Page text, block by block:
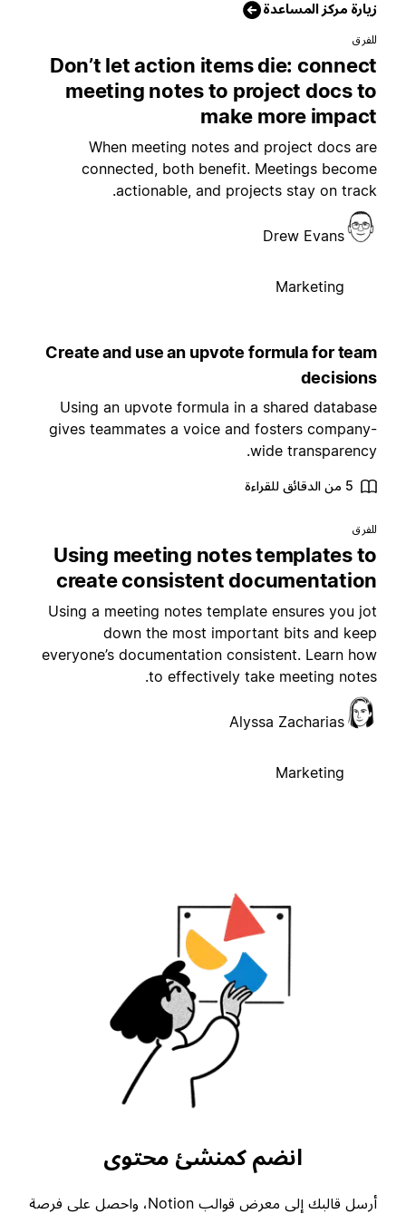
مركز المساعدة
Don’t let action items die:
meeting notes to project docs
make more
When meeting notes and project docs
connected, both benefit. Meetings
actionable, and projects stay on
Drew Evans
Marketing
Create and use an upvote formula for
Using an upvote formula in a shared
gives teammates a voice and fosters
wide
5 من الدقائق للقراءة
Using meeting notes templates
create consistent
Using a meeting notes template ensures you
down the most important bits and
everyone’s documentation consistent. Learn
to effectively take meeting
Alyssa Zacharias
Marketing
انضم كمنشئ محتوى
أرسل قالبك إلى معرض قوالب Notion، واحصل على فرصة